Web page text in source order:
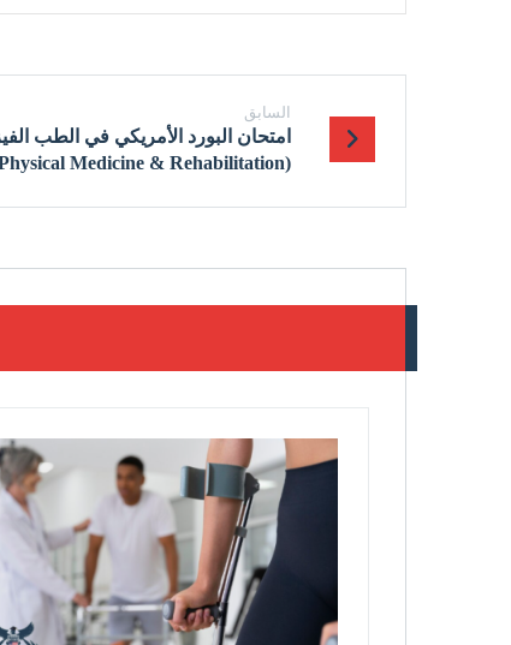
السابق
امتحان البورد الأمريكي في الطب
(Physical Medicine & Rehabilitation)